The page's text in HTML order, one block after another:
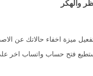
والهكر
ميزة اخفاء حالاتك عن
فتح حساب واتساب اخر